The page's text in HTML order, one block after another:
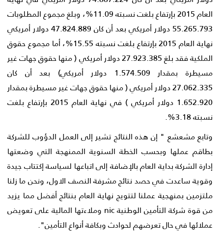
العام 2015 بإرتفاع بلغت نسبته 11.09%، وبلغ مجموع المطلوبات
55.265.793 دولار أمريكي بعد أن كان 47.824.889 دولار أمريكي
نهاية العام 2015 بإرتفاع بلغت نسبته 15.55%، أما مجموع حقوق
الملكية فقد بلغ 27.923.385 دولار أمريكي ( منها حقوق جهات غير
مسيطرة بمقدار 1.574.509 دولار أمريكي) بعد أن كان
27.062.335 دولار أمريكي ( منها حقوق جهات غير مسيطرة بمقدار
1.652.920 دولار أمريكي ) في نهاية العام 2015 بإرتفاع بلغت
نسبته 3.18%.
وتابع مشعشع " إن هذه النتائج تشير إلى العمل الدؤوب للشركة
بطاقم عملها وبحسب الخطة السنوية الممنهجة التي وضعتها
إدارة الشركة بداية العام بالإضافة إلى اتباعها لسياسة إكتتاب جيدة
وقوية ساعدت في حصد نتائج مشرفة النصف الاول، ونحن ما زلنا
ملتزمين بمنهجية عملنا لتتويج نهاية العام بنتائج أفضل مما يزيد
من قوة شركة التأمين الوطنية nic وملاءتها المالية على تعويض
عملائها في حال تعرضهم لحوادث وبكافة أنواع التأمين".